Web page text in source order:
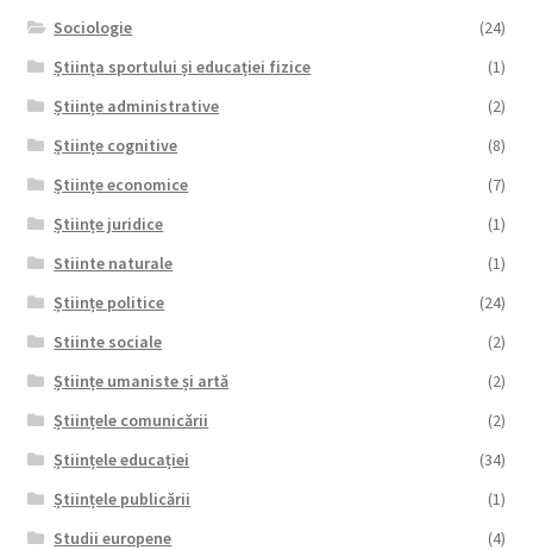
Sociologie
(24)
Știința sportului și educației fizice
(1)
Științe administrative
(2)
Științe cognitive
(8)
Științe economice
(7)
Științe juridice
(1)
Stiinte naturale
(1)
Științe politice
(24)
Stiinte sociale
(2)
Științe umaniste și artă
(2)
Științele comunicării
(2)
Științele educației
(34)
Științele publicării
(1)
Studii europene
(4)